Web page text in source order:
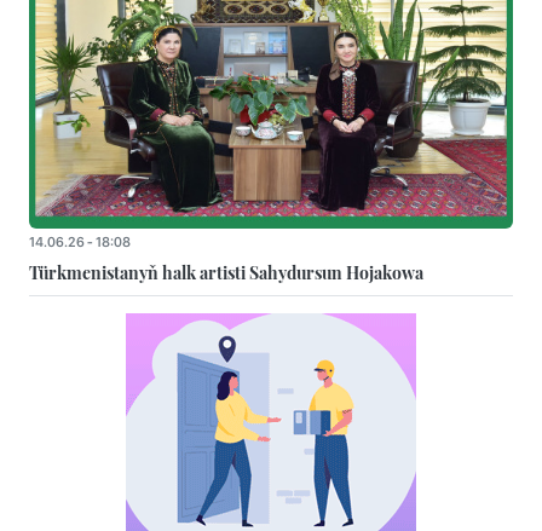
14.06.26 - 18:08
Türkmenistanyň halk artisti Sahydursun Hojakowa